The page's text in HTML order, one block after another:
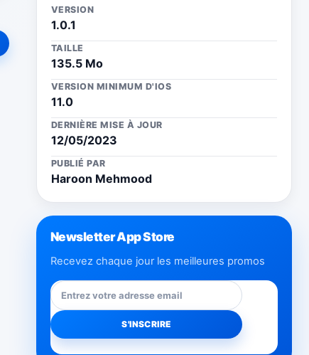
VERSION
1.0.1
TAILLE
135.5 Mo
VERSION MINIMUM D'IOS
11.0
DERNIÈRE MISE À JOUR
12/05/2023
PUBLIÉ PAR
Haroon Mehmood
Newsletter App Store
Recevez chaque jour les meilleures promos